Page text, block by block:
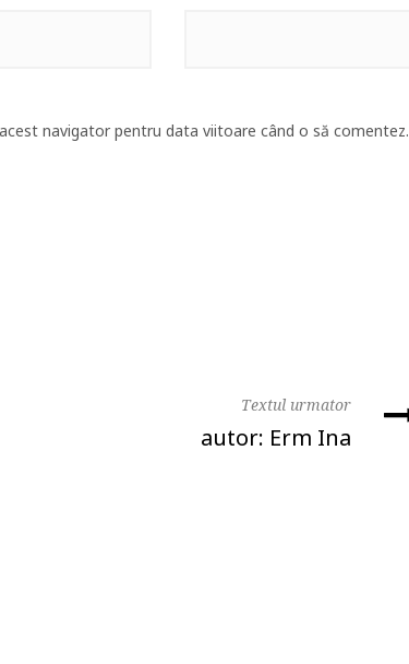
navigator pentru data viitoare când o să comentez.
Textul urmator
autor: Erm Ina